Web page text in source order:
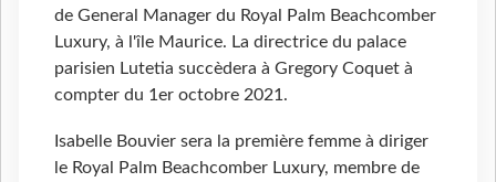
de General Manager du Royal Palm Beachcomber
Luxury, à l'île Maurice. La directrice du palace
parisien Lutetia succèdera à Gregory Coquet à
compter du 1er octobre 2021.
Isabelle Bouvier sera la première femme à diriger
le Royal Palm Beachcomber Luxury, membre de